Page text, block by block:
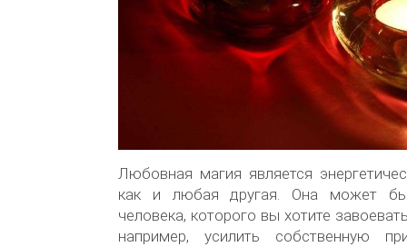
Любовная магия является
как и любая другая. Она может
человека, которого вы хотите
например, усилить собственную